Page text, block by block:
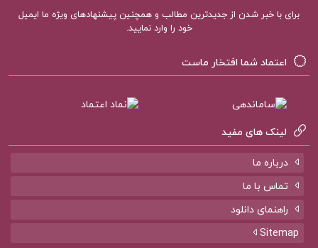
برای با خبر شدن از جدیدترین مطالب و همچنین پیشنهادهای ویژه ما ایمیل
خود را وارد نمایید.
اعتماد شما افتخار ماست
لینک های مفید
درباره ما
تماس با ما
راهنمای دانلود
Sitemap